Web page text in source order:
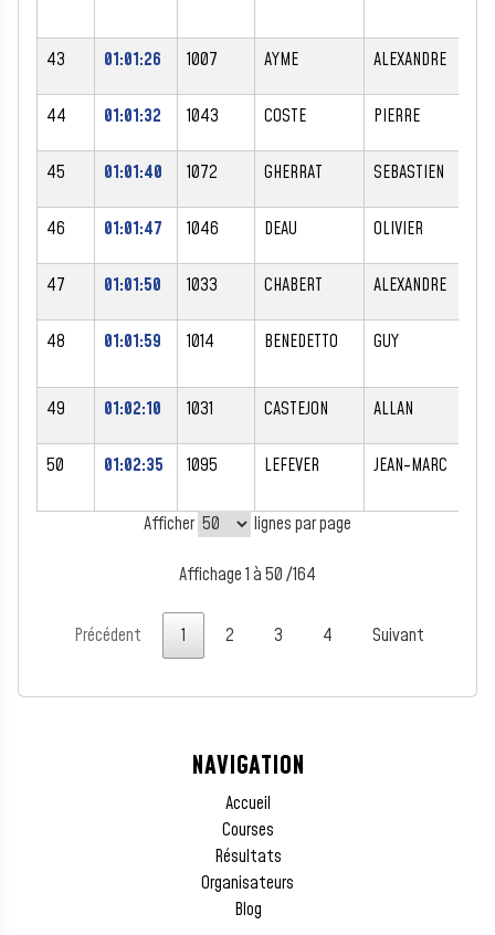
43 01:01:26 1007 AYME ALEXANDRE
44 01:01:32 1043 COSTE PIERRE
45 01:01:40 1072 GHERRAT SEBASTIEN
46 01:01:47 1046 DEAU OLIVIER
47 01:01:50 1033 CHABERT ALEXANDRE
48 01:01:59 1014 BENEDETTO GUY
49 01:02:10 1031 CASTEJON ALLAN
50 01:02:35 1095 LEFEVER JEAN-MARC
Afficher lignes par page
Affichage 1 à 50 /164
Précédent 1 2 3 4 Suivant
NAVIGATION
Accueil
Courses
Résultats
Organisateurs
Blog